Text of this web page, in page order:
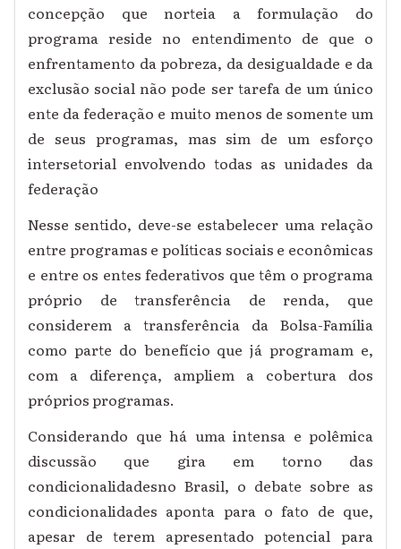
concepção que norteia a formulação do
programa reside no entendimento de que o
enfrentamento da pobreza, da desigualdade e da
exclusão social não pode ser tarefa de um único
ente da federação e muito menos de somente um
de seus programas, mas sim de um esforço
intersetorial envolvendo todas as unidades da
federação
Nesse sentido, deve-se estabelecer uma relação
entre programas e políticas sociais e econômicas
e entre os entes federativos que têm o programa
próprio de transferência de renda, que
considerem a transferência da Bolsa-Família
como parte do benefício que já programam e,
com a diferença, ampliem a cobertura dos
próprios programas.
Considerando que há uma intensa e polêmica
discussão que gira em torno das
condicionalidadesno Brasil, o debate sobre as
condicionalidades aponta para o fato de que,
apesar de terem apresentado potencial para